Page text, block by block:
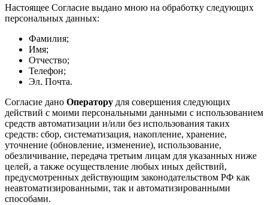
Настоящее Согласие выдано мною на обработку следующих
персональных данных:
Фамилия;
Имя;
Отчество;
Телефон;
Эл. Почта.
Согласие дано Оператору для совершения следующих
действий с моими персональными данными с использованием
средств автоматизации и/или без использования таких
средств: сбор, систематизация, накопление, хранение,
уточнение (обновление, изменение), использование,
обезличивание, передача третьим лицам для указанных ниже
целей, а также осуществление любых иных действий,
предусмотренных действующим законодательством РФ как
неавтоматизированными, так и автоматизированными
способами.